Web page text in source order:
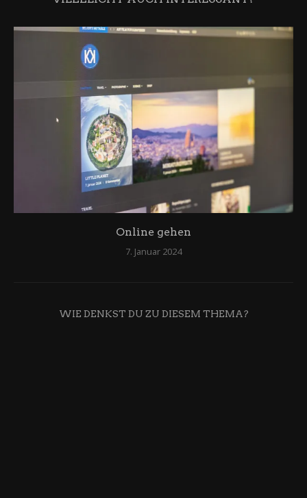
Online gehen
7. Januar 2024
WIE DENKST DU ZU DIESEM THEMA?